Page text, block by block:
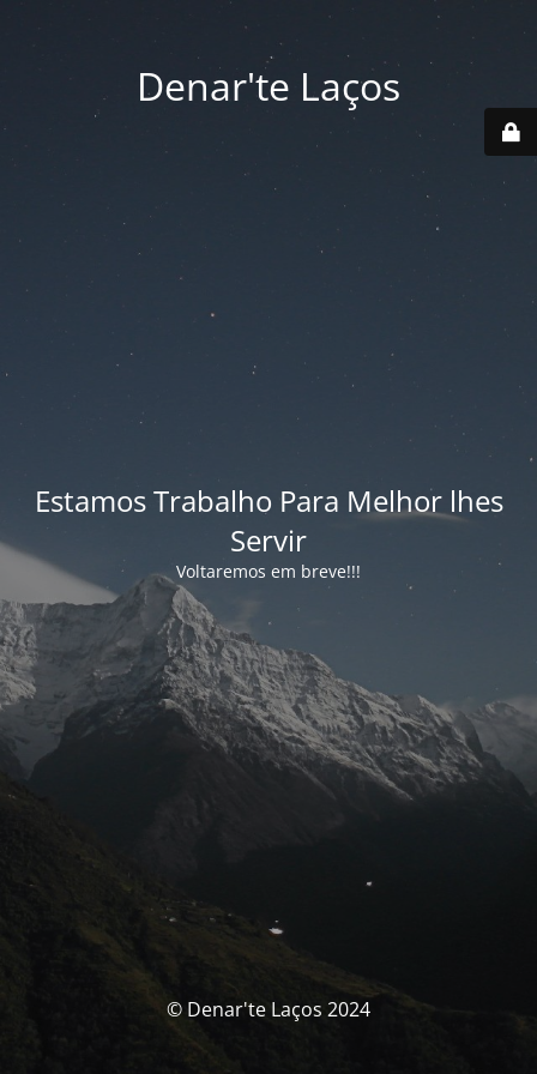
Denar'te Laços
Estamos Trabalho Para Melhor lhes
Servir
Voltaremos em breve!!!
© Denar'te Laços 2024